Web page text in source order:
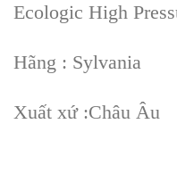
Ecologic High
Hãng : Sylvania
Xuất xứ :Châu Âu